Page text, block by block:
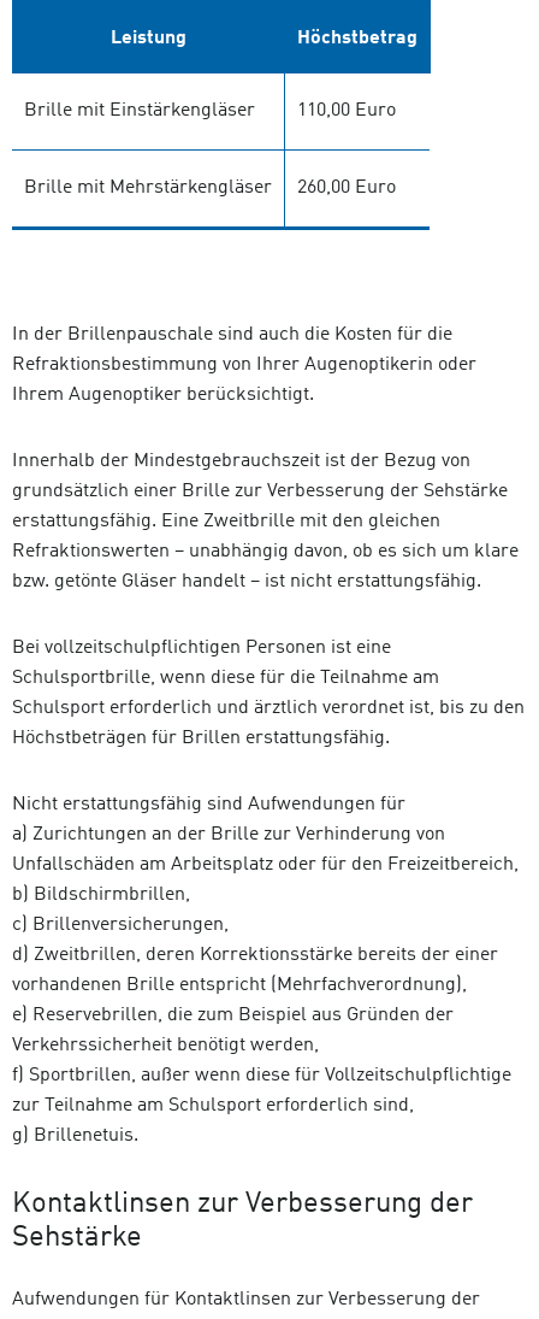
Leistung Höchstbetrag
Brille mit Einstärkengläser 110,00 Euro
Brille mit Mehrstärkengläser 260,00 Euro
In der Brillenpauschale sind auch die Kosten für die
Refraktionsbestimmung von Ihrer Augenoptikerin oder
Ihrem Augenoptiker berücksichtigt.
Innerhalb der Mindestgebrauchszeit ist der Bezug von
grundsätzlich einer Brille zur Verbesserung der Sehstärke
erstattungsfähig. Eine Zweitbrille mit den gleichen
Refraktionswerten – unabhängig davon, ob es sich um klare
bzw. getönte Gläser handelt – ist nicht erstattungsfähig.
Bei vollzeitschulpflichtigen Personen ist eine
Schulsportbrille, wenn diese für die Teilnahme am
Schulsport erforderlich und ärztlich verordnet ist, bis zu den
Höchstbeträgen für Brillen erstattungsfähig.
Nicht erstattungsfähig sind Aufwendungen für
a) Zurichtungen an der Brille zur Verhinderung von
Unfallschäden am Arbeitsplatz oder für den Freizeitbereich,
b) Bildschirmbrillen,
c) Brillenversicherungen,
d) Zweitbrillen, deren Korrektionsstärke bereits der einer
vorhandenen Brille entspricht (Mehrfachverordnung),
e) Reservebrillen, die zum Beispiel aus Gründen der
Verkehrssicherheit benötigt werden,
f) Sportbrillen, außer wenn diese für Vollzeitschulpflichtige
zur Teilnahme am Schulsport erforderlich sind,
g) Brillenetuis.
Kontaktlinsen zur Verbesserung der
Sehstärke
Aufwendungen für Kontaktlinsen zur Verbesserung der